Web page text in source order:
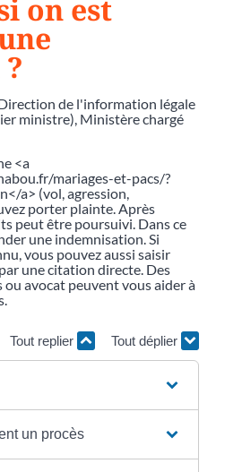
on est
de l'information légale
ministre), Ministère chargé
<a
mariages-et-pacs/?
a> (vol, agression,
porter plainte. Après
peut être poursuivi. Dans ce
une indemnisation. Si
vous pouvez aussi saisir
une citation directe. Des
avocat peuvent vous aider à
Tout replier Tout déplier
un procès